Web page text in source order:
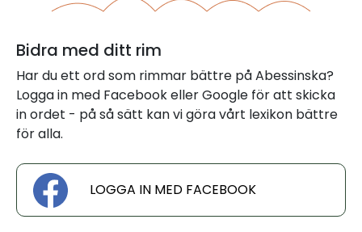
Bidra med ditt rim
Har du ett ord som rimmar bättre på Abessinska?
Logga in med Facebook eller Google för att skicka
in ordet - på så sätt kan vi göra vårt lexikon bättre
för alla.
LOGGA IN MED FACEBOOK